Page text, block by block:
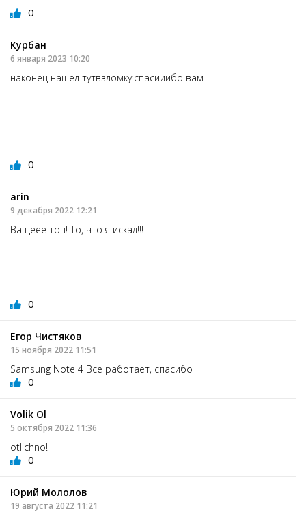
0
Курбан
6 января 2023 10:20
наконец нашел тутвзломку!спасииибо вам
0
arin
9 декабря 2022 12:21
Ващеее топ! То, что я искал!!!
0
Егор Чистяков
15 ноября 2022 11:51
Samsung Note 4 Все работает, спасибо
0
Volik Ol
5 октября 2022 11:36
otlichno!
0
Юрий Мололов
19 августа 2022 11:21